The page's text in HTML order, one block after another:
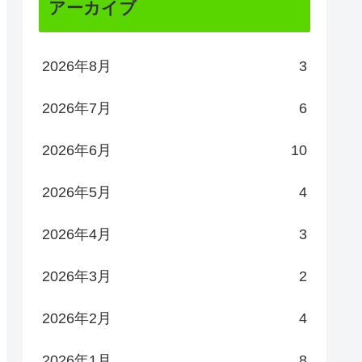
アーカイブ
2026年8月 3
2026年7月 6
2026年6月 10
2026年5月 4
2026年4月 3
2026年3月 2
2026年2月 4